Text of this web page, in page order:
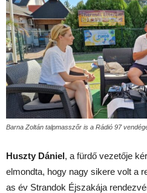
Barna Zoltán talpmasszőr is a Rádió 97
Huszty Dániel, a fürdő vezetője
elmondta, hogy nagy sikere volt a
as év Strandok Éjszakája